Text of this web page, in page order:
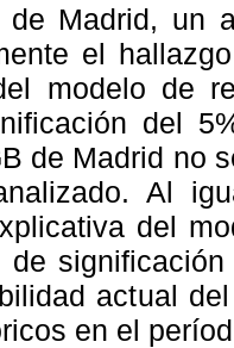
Madrid, un
el
modelo de
del
de Madrid no
Al
del
de
actual
en el